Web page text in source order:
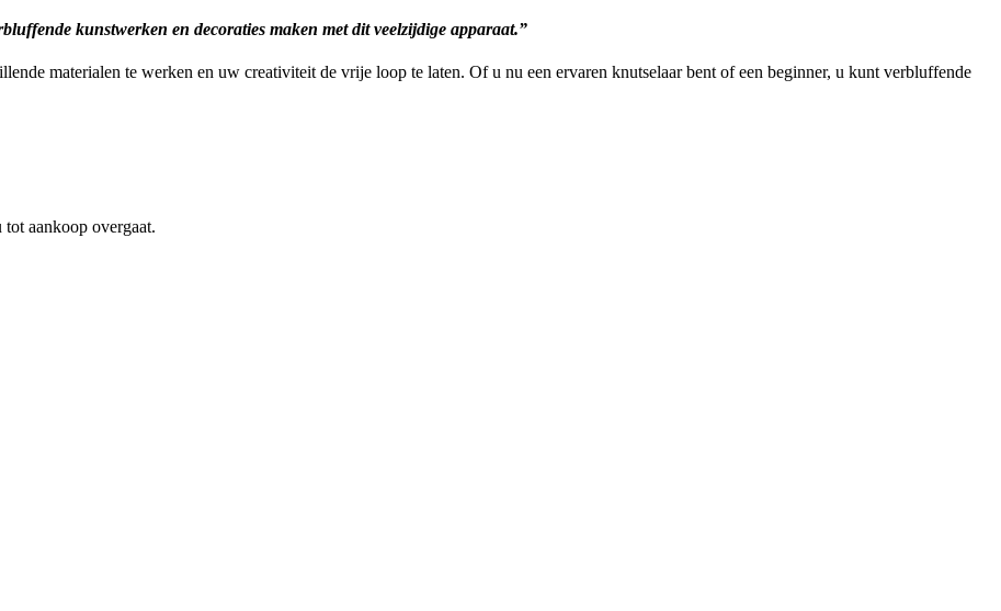
kunstwerken en decoraties maken met dit veelzijdige apparaat.”
materialen te werken en uw creativiteit de vrije loop te laten. Of u nu een ervaren knutselaar bent of een beginner, u kunt verbluffende
aankoop overgaat.